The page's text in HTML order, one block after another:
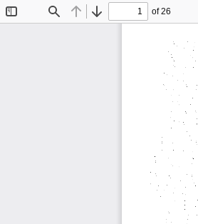
Find Previous
Next
of 26